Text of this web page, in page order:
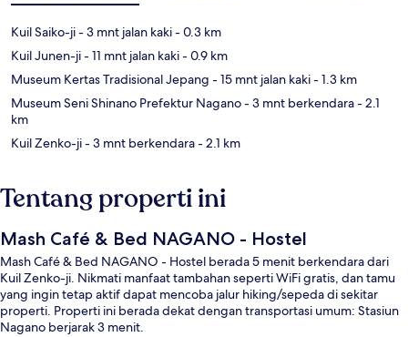
Kuil Saiko-ji- 3 mnt jalan kaki- 0.3 km
Kuil Junen-ji- 11 mnt jalan kaki- 0.9 km
Museum Kertas Tradisional Jepang - 15 mnt jalan kaki- 1.3 km
Museum Seni Shinano Prefektur Nagano- 3 mnt berkendara- 2.1
km
Kuil Zenko-ji- 3 mnt berkendara- 2.1 km
Tentang properti ini
Mash Café & Bed NAGANO - Hostel
Mash Café & Bed NAGANO - Hostel berada 5 menit berkendara dari
Kuil Zenko-ji. Nikmati manfaat tambahan seperti WiFi gratis, dan tamu
yang ingin tetap aktif dapat mencoba jalur hiking/sepeda di sekitar
properti. Properti ini berada dekat dengan transportasi umum: Stasiun
Nagano berjarak 3 menit.